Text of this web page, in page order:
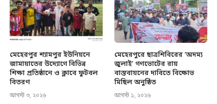
মেহেরপুর শ্যামপুর ইউনিয়নে
জামায়াতের উদ্যোগে বিভিন্ন
শিক্ষা প্রতিষ্ঠানে ও ক্লাবে ফুটবল
বিতরণ
আগস্ট ৩, ২০২৬
মেহেরপুরে ছাত্রশিবিরের ‘অদম্য
জুলাই’ গণভোটের রায়
বাস্তবায়নের দাবিতে বিক্ষোভ
মিছিল অনুষ্ঠিত
আগস্ট ১, ২০২৬